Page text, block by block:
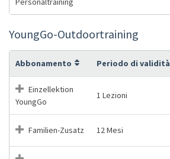
YoungGo-Outdoortraining
Abbonamento Periodo di validità
Einzellektion
YoungGo
1 Lezioni
Familien-Zusatz 12 Mesi